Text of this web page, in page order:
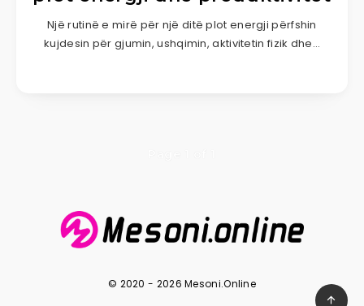
Një rutinë e mirë për një ditë plot energji përfshin
kujdesin për gjumin, ushqimin, aktivitetin fizik dhe…
© 2020 - 2026 Mesoni.Online